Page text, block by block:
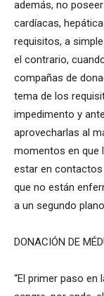
además, no
cardíacas,
requisitos, a
el contrario,
compañas de
tema de los
impedimento y
aprovecharlas al
momentos en que
estar en
que no están
a un segundo
DONACIÓN DE
“El primer paso en